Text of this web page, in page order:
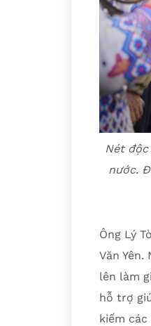
Nét
nước.
Ông Lý
Văn
lên làm
hỗ trợ
kiếm